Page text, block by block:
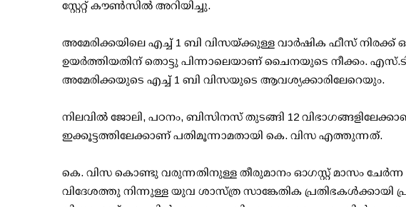
സ്റ്റേറ്റ് കൗണ്‍സില്‍ അറിയിച്ചു.
അമേരിക്കയിലെ എച്ച് 1 ബി വിസയ്ക്കുള്ള വാര്‍ഷിക ഫീസ് നിരക്ക്
ഉയര്‍ത്തിയതിന് തൊട്ടു പിന്നാലെയാണ് ചൈനയുടെ നീക്കം.
അമേരിക്കയുടെ എച്ച് 1 ബി വിസയുടെ ആവശ്യക്കാരിലേറെയും.
നിലവില്‍ ജോലി, പഠനം, ബിസിനസ് തുടങ്ങി 12
ഇക്കൂട്ടത്തിലേക്കാണ് പതിമൂന്നാമതായി കെ. വിസ എത്തുന്നത്.
കെ. വിസ കൊണ്ടു വരുന്നതിനുള്ള തീരുമാനം ഓഗസ്റ്റ് മാസം
വിദേശത്തു നിന്നുള്ള യുവ ശാസ്ത്ര സാങ്കേതിക പ്രതിഭകള്‍ക്കായി